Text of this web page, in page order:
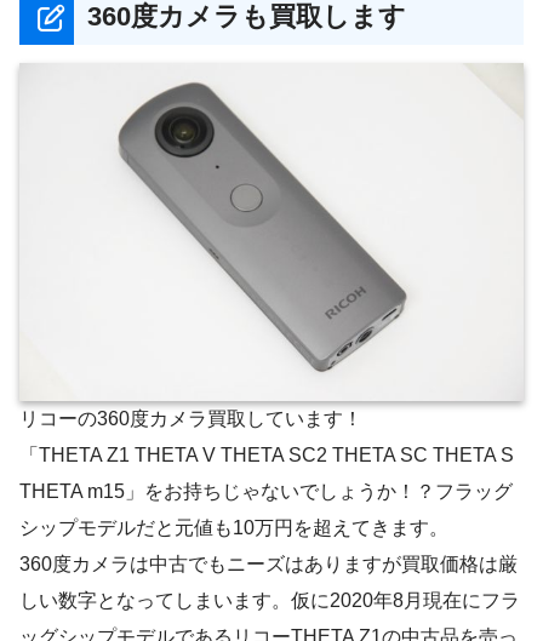
360度カメラも買取します
リコーの360度カメラ買取しています！
「THETA Z1 THETA V THETA SC2 THETA SC THETA S
THETA m15」をお持ちじゃないでしょうか！？フラッグ
シップモデルだと元値も10万円を超えてきます。
360度カメラは中古でもニーズはありますが買取価格は厳
しい数字となってしまいます。仮に2020年8月現在にフラ